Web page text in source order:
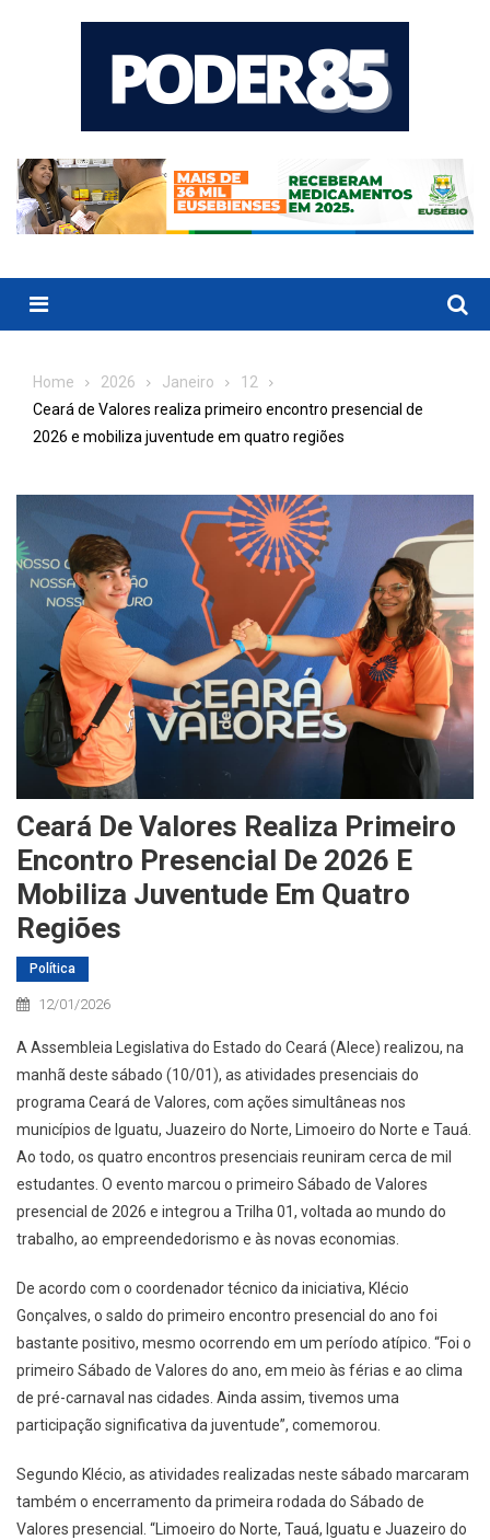
Menu
Home 2026 Janeiro
12
Ceará de Valores realiza primeiro encontro presencial de
2026 e mobiliza juventude em quatro regiões
Ceará De Valores Realiza Primeiro
Encontro Presencial De 2026 E
Mobiliza Juventude Em Quatro
Regiões
Política
12/01/2026
A Assembleia Legislativa do Estado do Ceará (Alece) realizou, na
manhã deste sábado (10/01), as atividades presenciais do
programa Ceará de Valores, com ações simultâneas nos
municípios de Iguatu, Juazeiro do Norte, Limoeiro do Norte e Tauá.
Ao todo, os quatro encontros presenciais reuniram cerca de mil
estudantes. O evento marcou o primeiro Sábado de Valores
presencial de 2026 e integrou a Trilha 01, voltada ao mundo do
trabalho, ao empreendedorismo e às novas economias.
De acordo com o coordenador técnico da iniciativa, Klécio
Gonçalves, o saldo do primeiro encontro presencial do ano foi
bastante positivo, mesmo ocorrendo em um período atípico. “Foi o
primeiro Sábado de Valores do ano, em meio às férias e ao clima
de pré-carnaval nas cidades. Ainda assim, tivemos uma
participação significativa da juventude”, comemorou.
Segundo Klécio, as atividades realizadas neste sábado marcaram
também o encerramento da primeira rodada do Sábado de
Valores presencial. “Limoeiro do Norte, Tauá, Iguatu e Juazeiro do